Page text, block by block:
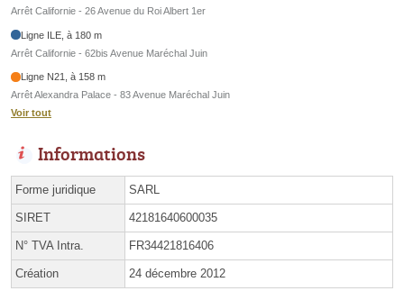
Arrêt Californie - 26 Avenue du Roi Albert 1er
Ligne ILE, à 180 m
Arrêt Californie - 62bis Avenue Maréchal Juin
Ligne N21, à 158 m
Arrêt Alexandra Palace - 83 Avenue Maréchal Juin
Voir tout
Informations
Forme juridique SARL
SIRET 42181640600035
N° TVA Intra. FR34421816406
Création 24 décembre 2012